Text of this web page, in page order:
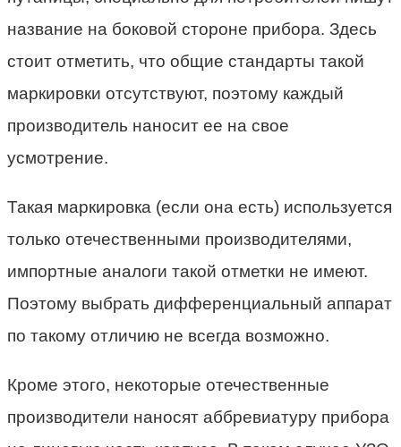
название на боковой стороне прибора. Здесь
стоит отметить, что общие стандарты такой
маркировки отсутствуют, поэтому каждый
производитель наносит ее на свое
усмотрение.
Такая маркировка (если она есть) используется
только отечественными производителями,
импортные аналоги такой отметки не имеют.
Поэтому выбрать дифференциальный аппарат
по такому отличию не всегда возможно.
Кроме этого, некоторые отечественные
производители наносят аббревиатуру прибора